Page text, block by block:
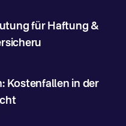
für Haftung &
Kostenfallen in der